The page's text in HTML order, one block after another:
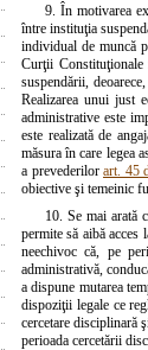
9. În motivarea
între instituţia
individual de muncă
Curţii Constituţionale
suspendării,
Realizarea unui just
administrative este
este realizată de
măsura în care legea
a prevederilor art. 45
obiective şi temeinic
10. Se mai arată
permite să aibă
neechivoc că, pe
administrativă,
a dispune mutarea
dispoziţii legale ce
cercetare disciplinară
perioada cercetării